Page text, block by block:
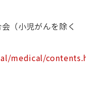
（小児がんを除く
medical/